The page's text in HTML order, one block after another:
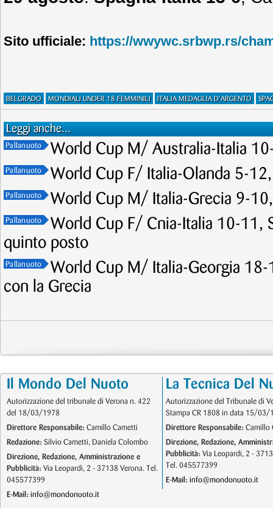
Sito ufficiale: https://wwywc.srbwp.rs/
BELGRADO MONDIALI UNDER 18 FEMMINILI ITALIA MEDAGLIA D'ARGENTO
Leggi anche...
Pallanuoto World Cup M/ Australia-Italia
Pallanuoto World Cup F/ Italia-Olanda 5-
Pallanuoto World Cup M/ Italia-Grecia 9-
Pallanuoto
World Cup F/ Cnia-Italia 10-11,
quinto posto
Pallanuoto
World Cup M/ Italia-Georgia
con la Grecia
Il Mondo Del Nuoto
Autorizzazione del tribunale di Verona n. 422
del 18/03/1978
Direttore Responsabile: Camillo Cametti
Redazione: Silvio Cametti, Daniela Colombo
Direzione, Redazione, Amministrazione e
Pubblicità: Via Leopardi, 2 - 37138 Verona. Tel.
045577399
E-Mail: info@mondonuoto.it
La Tecnica Del
Autorizzazione del Tribunale di
Stampa CR 1808 in data 15/03/
Direttore Responsabile: Camillo
Direzione, Redazione,
Pubblicità: Via Leopardi, 2 -
Tel. 045577399
E-Mail: info@mondonuoto.it